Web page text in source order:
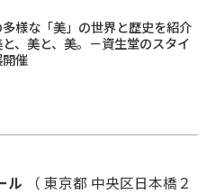
様な「美」の世界と歴史を紹介
、美と、美。－資生堂のスタイ
催
ル （ 東京都 中央区日本橋２